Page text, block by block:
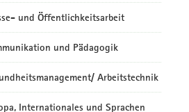
und Öffentlichkeitsarbeit
und Pädagogik
Arbeitstechnik
Internationales und Sprachen